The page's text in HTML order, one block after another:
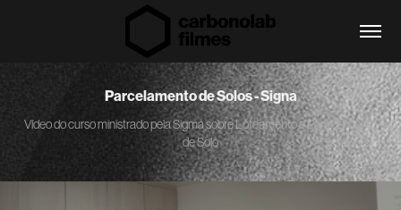
Parcelamento de Solos - Signa
Vídeo do curso ministrado pela Sigma sobre Loteamento e Parcelamento
de Solo